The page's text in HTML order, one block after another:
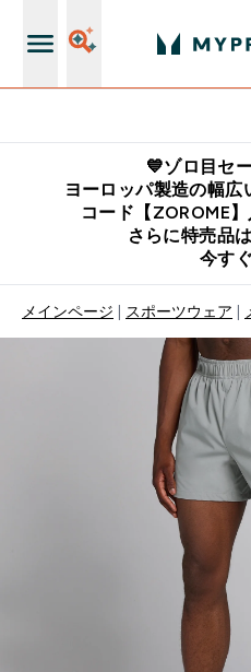
💙ゾロ目セ
ヨーロッパ製造の幅
コード【ZOROME
さらに特売品
今す
メインページ スポーツウェア